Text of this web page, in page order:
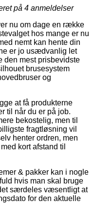
på 4 anmeldelser
nu om dage en række
hos mange er nu
nemt kan hente din
er jo usædvanlig let
den mest prisbevidste
brusesystem
og
at få produkterne
til når du er på job.
bekostelig, men til
fragtløsning vil
henter ordren, men
kort afstand til
& pakker kan i nogle
hvis man skal bruge
særdeles væsentligt at
for den aktuelle